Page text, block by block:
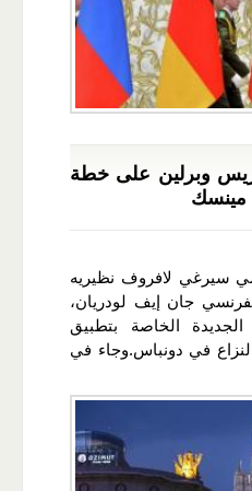
وبرلين على خطة
مينسك
سيرغي لافروف نظيريه
جان إيف لودريان،
الخاصة بتطبيق
في دونباس.وجاء في